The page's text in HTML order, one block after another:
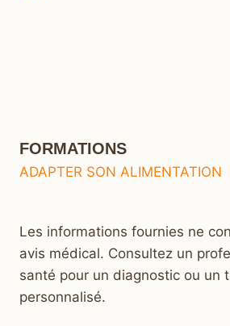
FORMATIONS
ADAPTER SON ALIMENTATION
Les informations fournies ne
avis médical. Consultez un
santé pour un diagnostic ou un
personnalisé.